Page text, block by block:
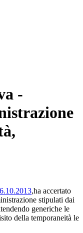
-
,ha accertato
stipulati dai
generiche le
della temporaneità le